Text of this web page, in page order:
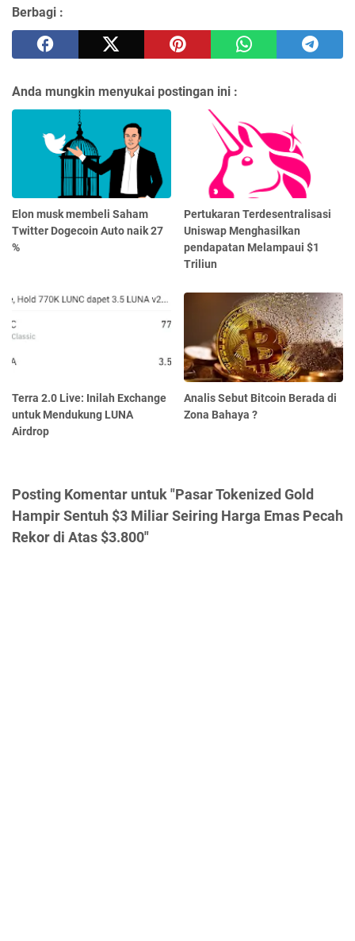
Berbagi :
Anda mungkin menyukai postingan ini :
Elon musk membeli Saham
Twitter Dogecoin Auto naik 27
%
Pertukaran Terdesentralisasi
Uniswap Menghasilkan
pendapatan Melampaui $1
Triliun
Terra 2.0 Live: Inilah Exchange
untuk Mendukung LUNA
Airdrop
Analis Sebut Bitcoin Berada di
Zona Bahaya ?
Posting Komentar untuk "Pasar Tokenized Gold
Hampir Sentuh $3 Miliar Seiring Harga Emas Pecah
Rekor di Atas $3.800"